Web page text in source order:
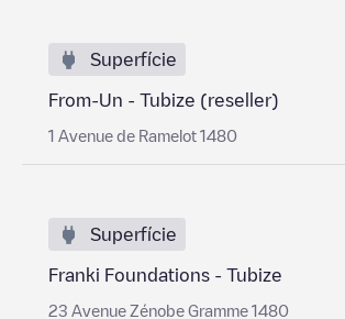
Superfície
From-Un - Tubize (reseller)
1 Avenue de Ramelot 1480
Superfície
Franki Foundations - Tubize
23 Avenue Zénobe Gramme 1480